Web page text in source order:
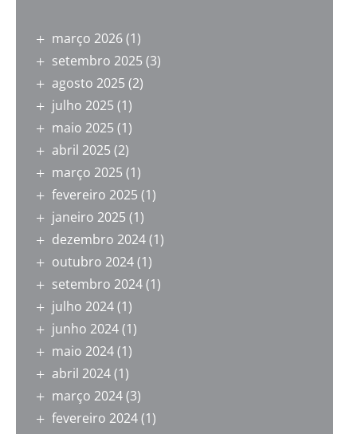
março 2026(1)
setembro 2025 (3)
agosto 2025 (2)
julho 2025 (1)
maio 2025 (1)
abril 2025 (2)
março 2025 (1)
fevereiro 2025 (1)
janeiro 2025 (1)
dezembro 2024(1)
outubro 2024(1)
setembro 2024(1)
julho 2024(1)
junho 2024(1)
maio 2024(1)
abril 2024(1)
março 2024(3)
fevereiro 2024(1)